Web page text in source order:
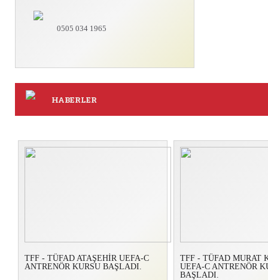
0505 034 1965
HABERLER
TFF - TÜFAD ATAŞEHİR UEFA-C
ANTRENÖR KURSU BAŞLADI.
TFF - TÜFAD MURAT
UEFA-C ANTRENÖR
BAŞLADI.